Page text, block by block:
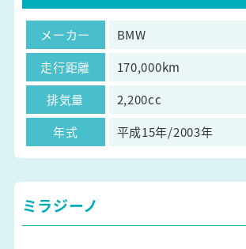
メーカー
BMW
走行距離
170,000km
排気量
2,200cc
年式
平成15年/2003年
ミラジーノ